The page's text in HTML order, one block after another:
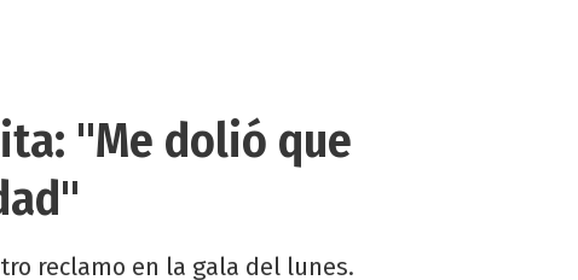
"Me dolió que
reclamo en la gala del lunes.